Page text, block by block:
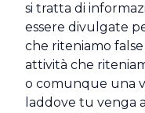
si tratta di
essere divulgate
che riteniamo
attività che
o comunque una
laddove tu venga